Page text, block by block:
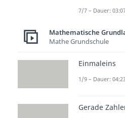
e Zahlen
Dauer: 04:44 n
7/7 – Dauer:
Mathematische
Mathe Grundschule
Einmaleins
1/9 – Dauer:
Gerade